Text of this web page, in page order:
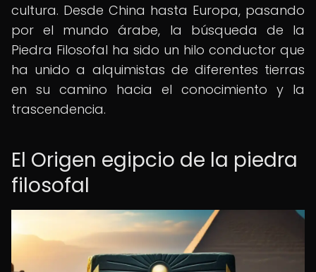
cultura. Desde China hasta Europa, pasando
por el mundo árabe, la búsqueda de la
Piedra Filosofal ha sido un hilo conductor que
ha unido a alquimistas de diferentes tierras
en su camino hacia el conocimiento y la
trascendencia.
El Origen egipcio de la piedra
filosofal